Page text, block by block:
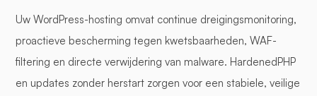
Uw WordPress-hosting omvat continue dreigingsmonitoring,
proactieve bescherming tegen kwetsbaarheden, WAF-
filtering en directe verwijdering van malware. HardenedPHP
en updates zonder herstart zorgen voor een stabiele, veilige